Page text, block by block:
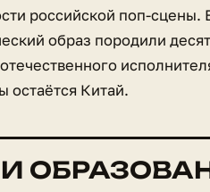
российской поп-сцены.
образ породили
остаётся Китай.